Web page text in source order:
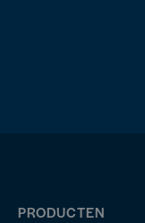
PRODUCTEN